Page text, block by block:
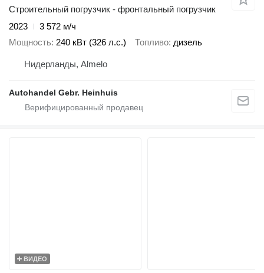
Строительный погрузчик - фронтальный погрузчик
2023
3 572 м/ч
Мощность 240 кВт (326 л.с.) Топливо дизель
Нидерланды, Almelo
Autohandel Gebr. Heinhuis
ВИДЕО